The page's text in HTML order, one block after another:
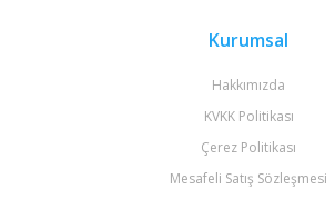
Kurumsal
Hakkımızda
KVKK Politikası
Çerez Politikası
Mesafeli Satış Sözleşmesi